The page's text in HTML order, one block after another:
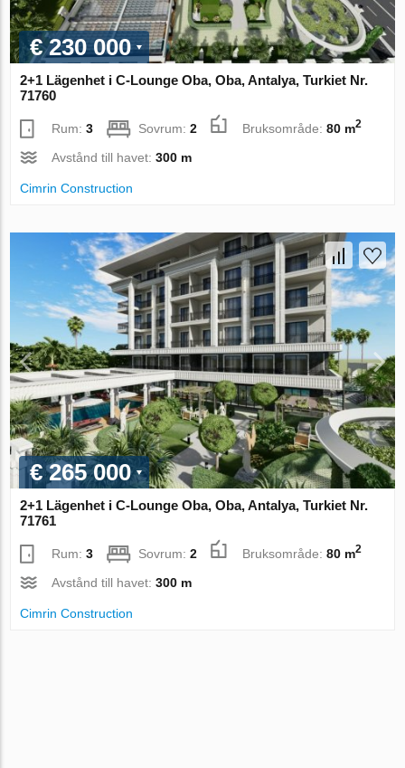
€ 230 000
2+1 Lägenhet i C-Lounge Oba, Oba, Antalya, Turkiet Nr.
71760
Rum:3 Sovrum:2 Bruksområde:80 m2
Avstånd till havet:300 m
Cimrin Construction
€ 265 000
2+1 Lägenhet i C-Lounge Oba, Oba, Antalya, Turkiet Nr.
71761
Rum:3 Sovrum:2 Bruksområde:80 m2
Avstånd till havet:300 m
Cimrin Construction